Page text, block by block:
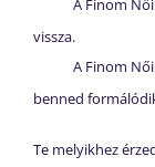
A Finom
vissza.
A Finom
benned
Te melyikhez